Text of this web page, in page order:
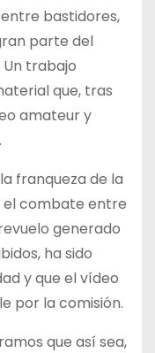
bastidores,
parte del
trabajo
que, tras
amateur y
franqueza de la
el combate entre
generado
ha sido
y que el vídeo
por la comisión.
que así sea,